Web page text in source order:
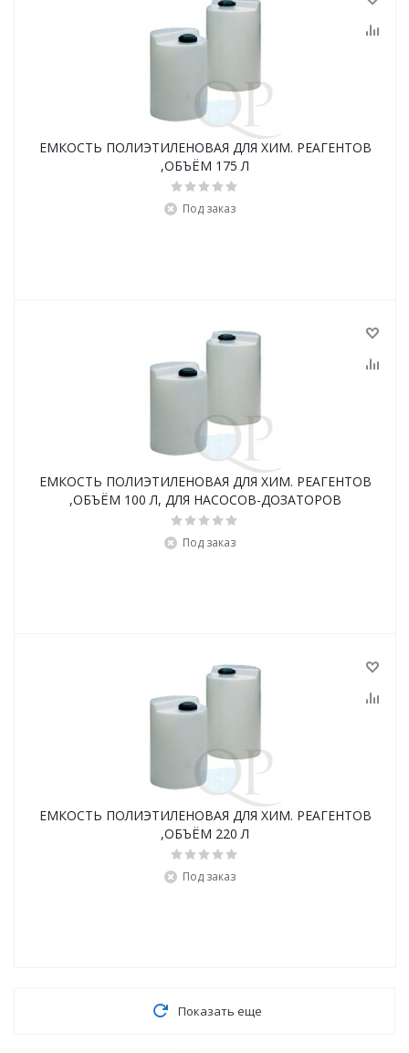
ЕМКОСТЬ ПОЛИЭТИЛЕНОВАЯ ДЛЯ ХИМ. РЕАГЕНТОВ
,ОБЪЁМ 175 Л
Под заказ
ЕМКОСТЬ ПОЛИЭТИЛЕНОВАЯ ДЛЯ ХИМ. РЕАГЕНТОВ
,ОБЪЁМ 100 Л, ДЛЯ НАСОСОВ-ДОЗАТОРОВ
Под заказ
ЕМКОСТЬ ПОЛИЭТИЛЕНОВАЯ ДЛЯ ХИМ. РЕАГЕНТОВ
,ОБЪЁМ 220 Л
Под заказ
Показать еще